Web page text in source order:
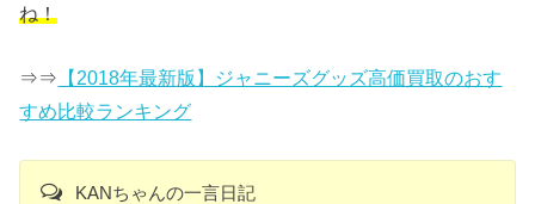
ね！
⇒⇒ 【2018年最新版】ジャニーズグッズ高価買取のおす
すめ比較ランキング
KANちゃんの一言日記